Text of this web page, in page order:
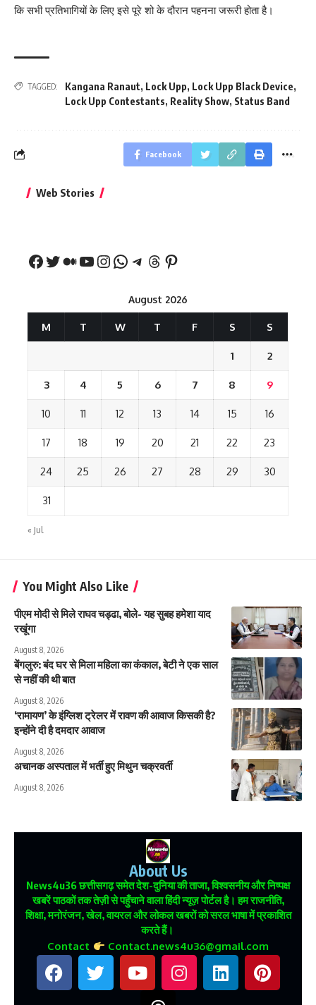
कि सभी प्रतिभागियों के लिए इसे पूरे शो के दौरान पहनना जरूरी होता है।
TAGGED: Kangana Ranaut, Lock Upp, Lock Upp Black Device,
Lock Upp Contestants, Reality Show, Status Band
Facebook
Web Stories
नीतीश कुमार का पहला
August 2026
M T W T F S S
1 2
3 4 5 6 7 8 9
10 11 12 13 14 15 16
17 18 19 20 21 22 23
24 25 26 27 28 29 30
31
« Jul
You Might Also Like
पीएम मोदी से मिले राघव चड्ढा, बोले- यह सुबह हमेशा याद
रखूंगा
August 8, 2026
बेंगलुरु: बंद घर से मिला महिला का कंकाल, बेटी ने एक साल
से नहीं की थी बात
August 8, 2026
‘रामायण’ के इंग्लिश ट्रेलर में रावण की आवाज किसकी है?
इन्होंने दी है दमदार आवाज
August 8, 2026
अचानक अस्पताल में भर्ती हुए मिथुन चक्रवर्ती
August 8, 2026
About Us
News4u36छत्तीसगढ़ समेत देश-दुनिया की ताजा, विश्वसनीय और निष्पक्ष
खबरें पाठकों तक तेज़ी से पहुँचाने वाला हिंदी न्यूज़ पोर्टल है। हम राजनीति,
शिक्षा, मनोरंजन, खेल, वायरल और लोकल खबरों को सरल भाषा में प्रकाशित
करते हैं।
Contact Contact.news4u36@gmail.com